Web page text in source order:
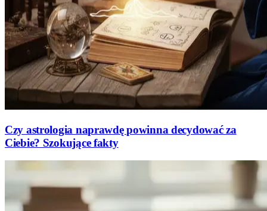
Czy astrologia naprawdę powinna decydować za
Ciebie? Szokujące fakty